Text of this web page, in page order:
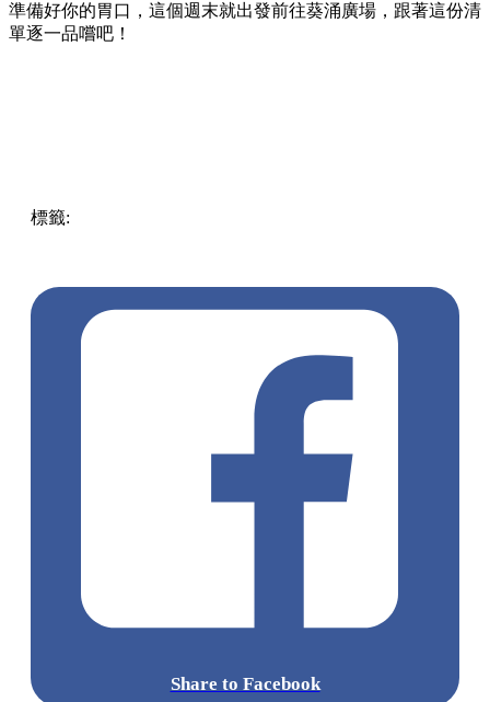
準備好你的胃口，這個週末就出發前往葵涌廣場，跟著這份清
單逐一品嚐吧！
標籤:
Share to Facebook